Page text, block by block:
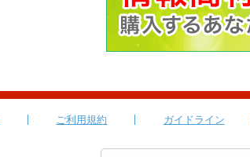
ご利用規約 ガイドライン